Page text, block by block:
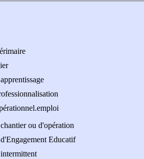
ou d'opération
Educatif